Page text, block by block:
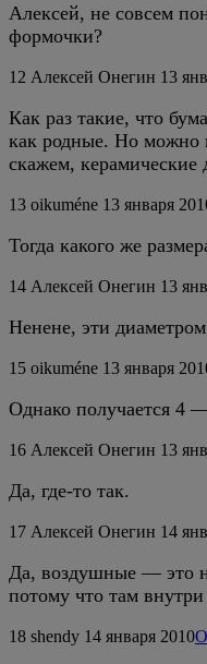
Алексей, не совсем
формочки?
12 Алексей Онегин 13
Как раз такие, что
как родные. Но можно
скажем, керамические
13 oikuméne 13 января
Тогда какого же
14 Алексей Онегин 13
Ненене, эти
15 oikuméne 13 января
Однако получается 4
16 Алексей Онегин 13
Да, где-то так.
17 Алексей Онегин 14
Да, воздушные — это
потому что там
18 shendy 14 января 2010